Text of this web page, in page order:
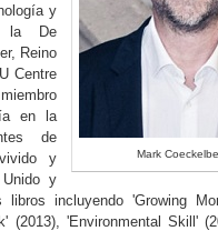
Mark
y
la De
Reino
Centre
en la
de
y
y
incluyendo 'Growing
(2013), 'Environmental Skill'